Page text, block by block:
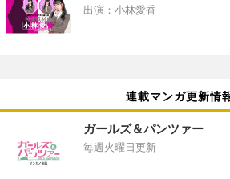
出演：小林愛香
連載マンガ更新情
ガールズ＆パンツァー
毎週火曜日更新